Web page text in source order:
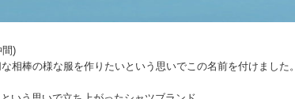
間)
相棒の様な服を作りたいという思いでこの名前を付けました。